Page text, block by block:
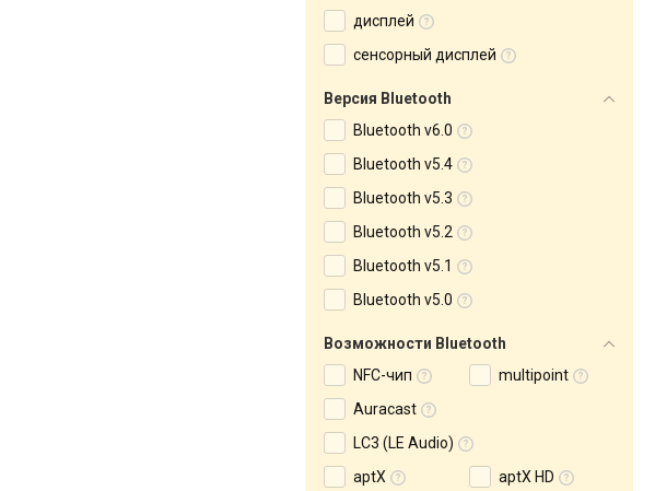
дисплей
сенсорный дисплей
Версия Bluetooth
Bluetooth v6.0
Bluetooth v5.4
Bluetooth v5.3
Bluetooth v5.2
Bluetooth v5.1
Bluetooth v5.0
Возможности Bluetooth
NFC-чип
multipoint
Auracast
LC3 (LE Audio)
aptX
aptX HD